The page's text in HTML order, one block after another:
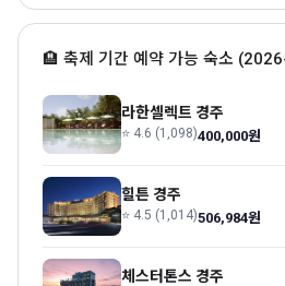
🏨 축제 기간 예약 가능 숙소
라한셀렉트 경주
⭐ 4.6 (1,098)400,000원
힐튼 경주
⭐ 4.5 (1,014)506,984원
체스터톤스 경주